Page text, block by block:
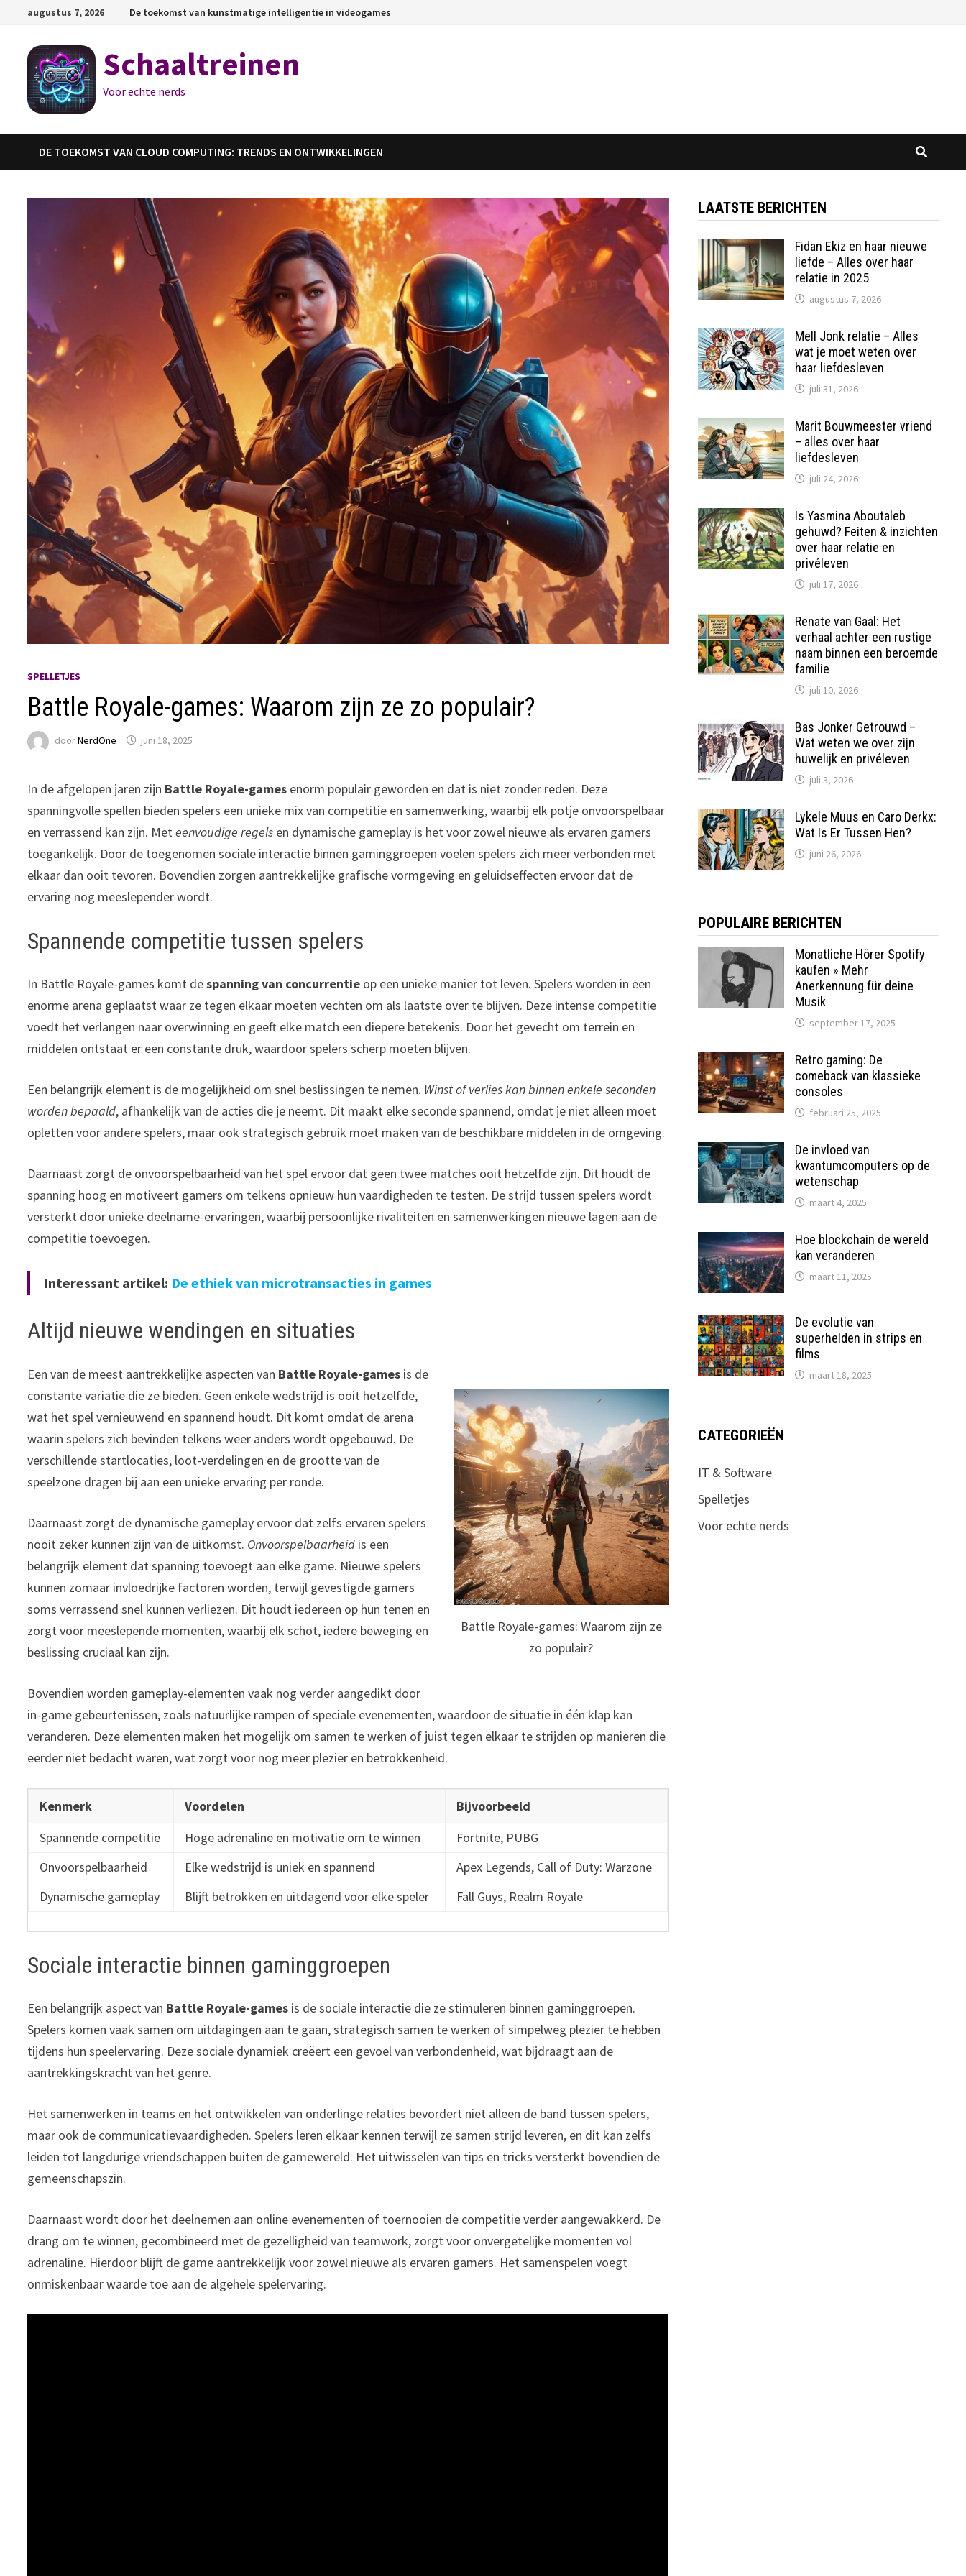
inhoud
augustus 7, 2026 De toekomst van kunstmatige intelligentie in videogames
Schaaltreinen
Voor echte nerds
DE TOEKOMST VAN CLOUD COMPUTING: TRENDS EN ONTWIKKELINGEN
SPELLETJES
Battle Royale-games: Waarom zijn ze zo populair?
doorNerdOne juni 18, 2025
In de afgelopen jaren zijn Battle Royale-games enorm populair geworden en dat is niet zonder reden. Deze
spanningvolle spellen bieden spelers een unieke mix van competitie en samenwerking, waarbij elk potje onvoorspelbaar
en verrassend kan zijn. Meteenvoudige regels en dynamische gameplay is het voor zowel nieuwe als ervaren gamers
toegankelijk. Door de toegenomen sociale interactie binnen gaminggroepen voelen spelers zich meer verbonden met
elkaar dan ooit tevoren. Bovendien zorgen aantrekkelijke grafische vormgeving en geluidseffecten ervoor dat de
ervaring nog meeslepender wordt.
Spannende competitie tussen spelers
In Battle Royale-games komt despanning van concurrentie op een unieke manier tot leven. Spelers worden in een
enorme arena geplaatst waar ze tegen elkaar moeten vechten om als laatste over te blijven. Deze intense competitie
voedt het verlangen naar overwinning en geeft elke match een diepere betekenis. Door het gevecht om terrein en
middelen ontstaat er een constante druk, waardoor spelers scherp moeten blijven.
Een belangrijk element is de mogelijkheid om snel beslissingen te nemen. Winst of verlies kan binnen enkele seconden
worden bepaald, afhankelijk van de acties die je neemt. Dit maakt elke seconde spannend, omdat je niet alleen moet
opletten voor andere spelers, maar ook strategisch gebruik moet maken van de beschikbare middelen in de omgeving.
Daarnaast zorgt de onvoorspelbaarheid van het spel ervoor dat geen twee matches ooit hetzelfde zijn. Dit houdt de
spanning hoog en motiveert gamers om telkens opnieuw hun vaardigheden te testen. De strijd tussen spelers wordt
versterkt door unieke deelname-ervaringen, waarbij persoonlijke rivaliteiten en samenwerkingen nieuwe lagen aan de
competitie toevoegen.
Interessant artikel: De ethiek van microtransacties in games
Altijd nieuwe wendingen en situaties
Battle Royale-games: Waarom zijn ze
zo populair?
Een van de meest aantrekkelijke aspecten van Battle Royale-games is de
constante variatie die ze bieden. Geen enkele wedstrijd is ooit hetzelfde,
wat het spel vernieuwend en spannend houdt. Dit komt omdat de arena
waarin spelers zich bevinden telkens weer anders wordt opgebouwd. De
verschillende startlocaties, loot-verdelingen en de grootte van de
speelzone dragen bij aan een unieke ervaring per ronde.
Daarnaast zorgt de dynamische gameplay ervoor dat zelfs ervaren spelers
nooit zeker kunnen zijn van de uitkomst. Onvoorspelbaarheid is een
belangrijk element dat spanning toevoegt aan elke game. Nieuwe spelers
kunnen zomaar invloedrijke factoren worden, terwijl gevestigde gamers
soms verrassend snel kunnen verliezen. Dit houdt iedereen op hun tenen en
zorgt voor meeslepende momenten, waarbij elk schot, iedere beweging en
beslissing cruciaal kan zijn.
Bovendien worden gameplay-elementen vaak nog verder aangedikt door
in-game gebeurtenissen, zoals natuurlijke rampen of speciale evenementen, waardoor de situatie in één klap kan
veranderen. Deze elementen maken het mogelijk om samen te werken of juist tegen elkaar te strijden op manieren die
eerder niet bedacht waren, wat zorgt voor nog meer plezier en betrokkenheid.
Kenmerk Voordelen
Bijvoorbeeld
Spannende competitie
Hoge adrenaline en motivatie om te winnen
Fortnite, PUBG
Onvoorspelbaarheid
Elke wedstrijd is uniek en spannend
Apex Legends, Call of Duty: Warzone
Dynamische gameplay
Blijft betrokken en uitdagend voor elke speler Fall Guys, Realm Royale
Sociale interactie binnen gaminggroepen
Een belangrijk aspect van Battle Royale-games is de sociale interactie die ze stimuleren binnen gaminggroepen.
Spelers komen vaak samen om uitdagingen aan te gaan, strategisch samen te werken of simpelweg plezier te hebben
tijdens hun speelervaring. Deze sociale dynamiek creëert een gevoel van verbondenheid, wat bijdraagt aan de
aantrekkingskracht van het genre.
Het samenwerken in teams en het ontwikkelen van onderlinge relaties bevordert niet alleen de band tussen spelers,
maar ook de communicatievaardigheden. Spelers leren elkaar kennen terwijl ze samen strijd leveren, en dit kan zelfs
leiden tot langdurige vriendschappen buiten de gamewereld. Het uitwisselen van tips en tricks versterkt bovendien de
gemeenschapszin.
Daarnaast wordt door het deelnemen aan online evenementen of toernooien de competitie verder aangewakkerd. De
drang om te winnen, gecombineerd met de gezelligheid van teamwork, zorgt voor onvergetelijke momenten vol
adrenaline. Hierdoor blijft de game aantrekkelijk voor zowel nieuwe als ervaren gamers. Het samenspelen voegt
onmiskenbaar waarde toe aan de algehele spelervaring.
LAATSTE BERICHTEN
Fidan Ekiz en haar nieuwe
liefde – Alles over haar
relatie in 2025
augustus 7, 2026
Mell Jonk relatie – Alles
wat je moet weten over
haar liefdesleven
juli 31, 2026
Marit Bouwmeester vriend
– alles over haar
liefdesleven
juli 24, 2026
Is Yasmina Aboutaleb
gehuwd? Feiten & inzichten
over haar relatie en
privéleven
juli 17, 2026
Renate van Gaal: Het
verhaal achter een rustige
naam binnen een beroemde
familie
juli 10, 2026
Bas Jonker Getrouwd –
Wat weten we over zijn
huwelijk en privéleven
juli 3, 2026
Lykele Muus en Caro Derkx:
Wat Is Er Tussen Hen?
juni 26, 2026
POPULAIRE BERICHTEN
Monatliche Hörer Spotify
kaufen » Mehr
Anerkennung für deine
Musik
september 17, 2025
Retro gaming: De
comeback van klassieke
consoles
februari 25, 2025
De invloed van
kwantumcomputers op de
wetenschap
maart 4, 2025
Hoe blockchain de wereld
kan veranderen
maart 11, 2025
De evolutie van
superhelden in strips en
films
maart 18, 2025
CATEGORIEËN
IT & Software
Spelletjes
Voor echte nerds